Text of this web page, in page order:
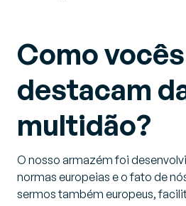
Como
destacam
multidão?
O nosso armazém foi
normas europeias e o fato de
sermos também europeus,